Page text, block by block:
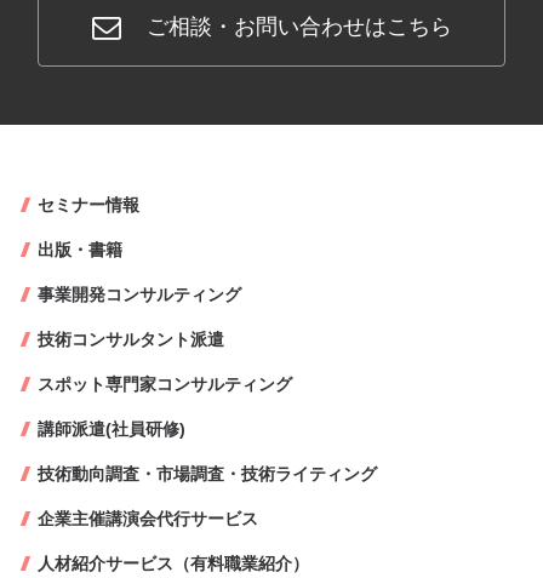
ご相談・お問い合わせはこちら
セミナー情報
出版・書籍
事業開発コンサルティング
技術コンサルタント派遣
スポット専門家コンサルティング
講師派遣(社員研修)
技術動向調査・市場調査・技術ライティング
企業主催講演会代行サービス
人材紹介サービス（有料職業紹介）